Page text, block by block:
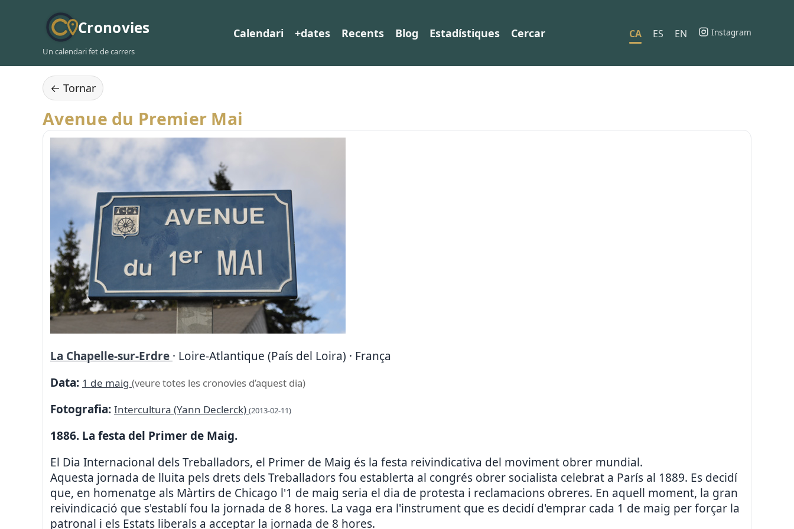
Cronovies
Un calendari fet de carrers
Calendari +dates Recents Blog Estadístiques Cercar CA ES EN Instagram
← Tornar
Avenue du Premier Mai
La Chapelle-sur-Erdre · Loire-Atlantique (País del Loira) · França
Data: 1 de maig (veure totes les cronovies d’aquest dia)
Fotografia: Intercultura (Yann Declerck) (2013-02-11)
1886. La festa del Primer de Maig.
El Dia Internacional dels Treballadors, el Primer de Maig és la festa reivindicativa del moviment obrer mundial.
Aquesta jornada de lluita pels drets dels Treballadors fou establerta al congrés obrer socialista celebrat a París al 1889. Es decidí
que, en homenatge als Màrtirs de Chicago l'1 de maig seria el dia de protesta i reclamacions obreres. En aquell moment, la gran
reivindicació que s'establí fou la jornada de 8 hores. La vaga era l'instrument que es decidí d'emprar cada 1 de maig per forçar la
patronal i els Estats liberals a acceptar la jornada de 8 hores.